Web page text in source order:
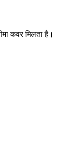
कवर मिलता है।